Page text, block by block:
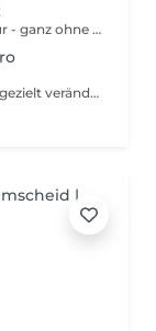
Ein effektives Training für die Tiefenmuskulatur - ganz ohne Anstrengung. Wirkung & Vorteile - Stärkung des Beckenbodens - Verbesserung der Blasenkontrolle - Unterstützung der Rückbildung - Förderung der Intimgesundheit - Steigerung der Lebensqualität Tausende Muskelkontraktionen in kurzer Zeit Für wen geeignet? Frauen: - Nach Schwangerschaft (Rückbildung) - Bei Blasenschwäche - Bei Endometriose (unterstützend) Männer: - Bei Prostataproblemen - Bei Blasenschwäche - Zur allgemeinen Stärkung Ältere Menschen: - Sanfte, sichere Lösung bei Inkontinenz Menschen mit wenig Zeit: - kein aktives Training nötig
Die MYA Pro ist ideal für alle, die ihren Körper gezielt verändern möchten: Wirkung & Vorteile Fettabbau an Problemzonen Umfangreduktion Hautstraffung Muskelaufbau Anregung der Fettverbrennung Reduktion von Cellulite Unterstützung bei Lipödem Verringerung von Wassereinlagerungen Entlastung des Lymphsystems Das Besondere: Du liegst entspannt - dein Körper arbeitet